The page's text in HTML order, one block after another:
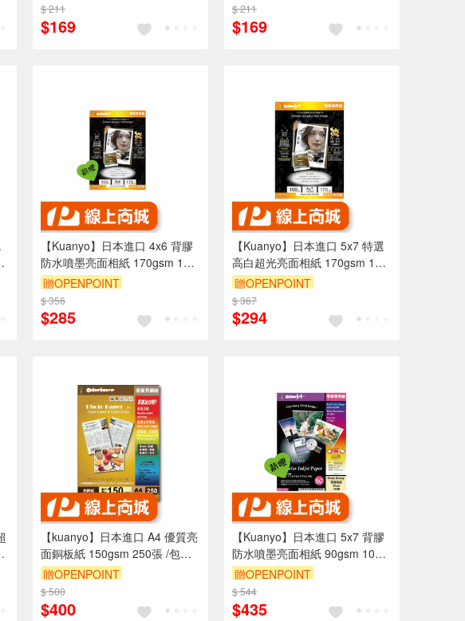
$ 211
$169
$ 211
$169
【Kuanyo】日本進口 4x6 背膠
防水噴墨亮面相紙 170gsm 100
張 /包 GBT170
贈OPENPOINT
$ 356
$285
【Kuanyo】日本進口 5x7 特選
高白超光亮面相紙 170gsm 100
張 /包 GB170
贈OPENPOINT
$ 367
$294
【kuanyo】日本進口 A4 優質亮
面銅板紙 150gsm 250張 /包
GS150
贈OPENPOINT
$ 500
$400
【Kuanyo】日本進口 5x7 背膠
防水噴墨亮面相紙 90gsm 100
張 /包 DST90
贈OPENPOINT
$ 544
$435